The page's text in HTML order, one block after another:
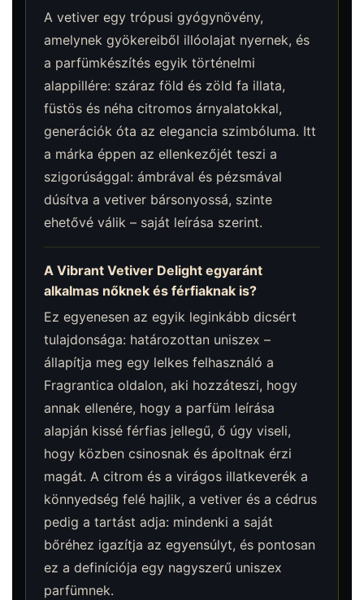
A vetiver egy trópusi gyógynövény,
amelynek gyökereiből illóolajat nyernek, és
a parfümkészítés egyik történelmi
alappillére: száraz föld és zöld fa illata,
füstös és néha citromos árnyalatokkal,
generációk óta az elegancia szimbóluma. Itt
a márka éppen az ellenkezőjét teszi a
szigorúsággal: ámbrával és pézsmával
dúsítva a vetiver bársonyossá, szinte
ehetővé válik – saját leírása szerint.
A Vibrant Vetiver Delight egyaránt
alkalmas nőknek és férfiaknak is?
Ez egyenesen az egyik leginkább dicsért
tulajdonsága: határozottan uniszex –
állapítja meg egy lelkes felhasználó a
Fragrantica oldalon, aki hozzáteszi, hogy
annak ellenére, hogy a parfüm leírása
alapján kissé férfias jellegű, ő úgy viseli,
hogy közben csinosnak és ápoltnak érzi
magát. A citrom és a virágos illatkeverék a
könnyedség felé hajlik, a vetiver és a cédrus
pedig a tartást adja: mindenki a saját
bőréhez igazítja az egyensúlyt, és pontosan
ez a definíciója egy nagyszerű uniszex
parfümnek.